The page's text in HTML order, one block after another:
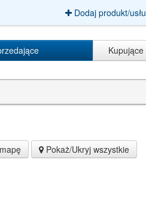
Dodaj produkt/
Kupujące
m&m
Pokaż/Ukryj wszystkie